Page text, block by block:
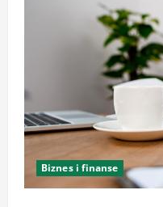
Biznes i finanse